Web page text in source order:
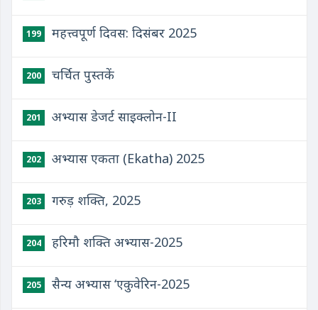
199 महत्त्वपूर्ण दिवस: दिसंबर 2025
200 चर्चित पुस्तकें
201 अभ्यास डेजर्ट साइक्लोन-II
202 अभ्यास एकता (Ekatha) 2025
203 गरुड़ शक्ति, 2025
204 हरिमौ शक्ति अभ्यास-2025
205 सैन्य अभ्यास ‘एकुवेरिन-2025